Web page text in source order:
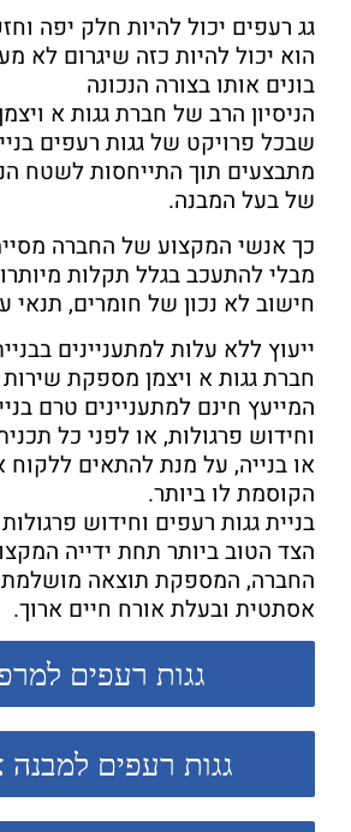
גג רעפים יכול להיות חלק יפה
הוא יכול להיות כזה שיגרום לא
בונים אותו בצורה הנכונה
הניסיון הרב של חברת גגות א
שבכל פרויקט של גגות רעפים
מתבצעים תוך התייחסות לשטח
של בעל המבנה.
כך אנשי המקצוע של החברה
מבלי להתעכב בגלל תקלות
חישוב לא נכון של חומרים, תנאי
ייעוץ ללא עלות למתעניינים
חברת גגות א ויצמן מספקת
המייעץ חינם למתעניינים טרם
וחידוש פרגולות, או לפני כל
או בנייה, על מנת להתאים
הקוסמת לו ביותר.
בניית גגות רעפים וחידוש
הצד הטוב ביותר תחת ידייה
החברה, המספקת תוצאה מושלמת
אסתטית ובעלת אורח חיים ארוך.
גגות רעפים
גגות רעפים למבנה